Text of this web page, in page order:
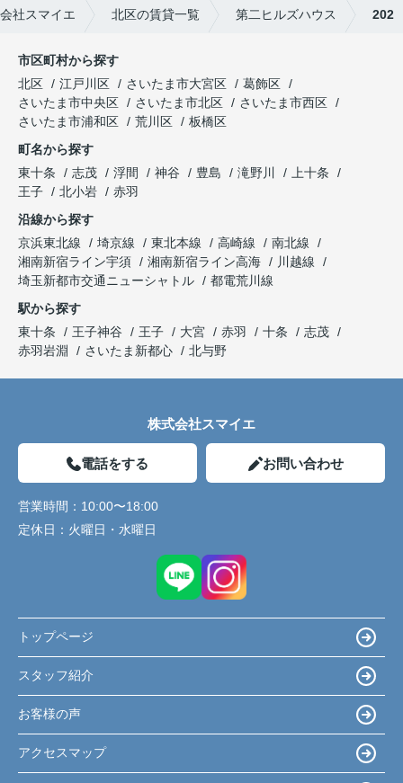
社スマイエ 北区の賃貸一覧 第二ヒルズハウス 202
市区町村から探す
北区
江戸川区 さいたま市大宮区
葛飾区
さいたま市中央区
さいたま市北区
さいたま市西区
さいたま市浦和区
荒川区
板橋区
町名から探す
東十条
志茂 浮間 神谷 豊島 滝野川
上十条
王子
北小岩
赤羽
沿線から探す
京浜東北線
埼京線 東北本線 高崎線
南北線
湘南新宿ライン宇須
湘南新宿ライン高海
川越線
埼玉新都市交通ニューシャトル
都電荒川線
駅から探す
東十条
王子神谷 王子 大宮 赤羽 十条
志茂
赤羽岩淵
さいたま新都心 北与野
株式会社スマイエ
電話をする お問い合わせ
営業時間： 10:00〜18:00
定休日： 火曜日・水曜日
トップページ
スタッフ紹介
お客様の声
アクセスマップ